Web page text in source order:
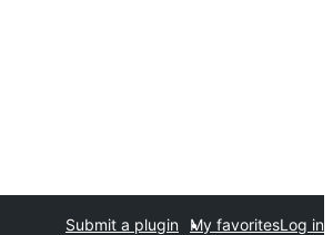
Submit a plugin My favoritesLog in